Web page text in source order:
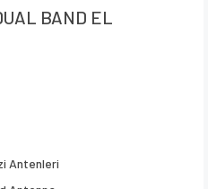
BAND EL
Antenleri